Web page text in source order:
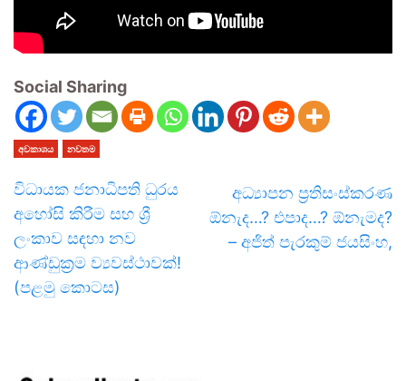
Social Sharing
අවකාශය නවතම
විධායක ජනාධිපති ධුරය
අහෝසි කිරීම සහ ශ්‍රී
ලංකාව සඳහා නව
ආණ්ඩුක්‍රම ව්‍යවස්ථාවක්!
(පළමු කොටස)
අධ්‍යාපන ප්‍රතිසංස්කරණ
ඕනැද…? එපාද…? ඕනැමද?
– අජිත් පැරකුම් ජයසිංහ,